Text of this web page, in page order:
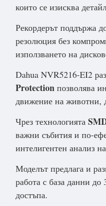
които се изисква
Рекордерът поддържа
резолюция без
използването на
Dahua NVR5216-EI2
Protection позволява
движение на животни,
Чрез технологията
важни събития и по-
интелигентен анализ
Моделът предлага и
работа с база данни
достъпа.